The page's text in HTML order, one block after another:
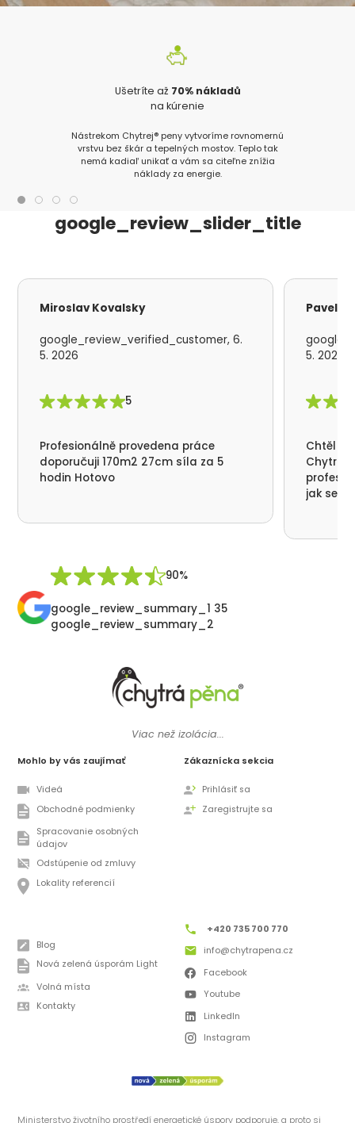
Ušetríte až 70% nákladů
na kúrenie
Nástrekom Chytrej® peny vytvoríme rovnomernú
vrstvu bez škár a tepelných mostov. Teplo tak
nemá kadiaľ unikať a vám sa citeľne znížia
náklady za energie.
google_review_slider_title
Miroslav Kovalsky
google_review_verified_customer, 6.
5. 2026
5
Profesionálně provedena práce
doporučuji 170m2 27cm síla za 5
hodin Hotovo
Pavel
5. 2026
Chtěl
Chytrá
jak se
90%
google_review_summary_1 35
google_review_summary_2
Viac než izolácia...
Mohlo by vás zaujímať
Videá
Obchodné podmienky
Spracovanie osobných
údajov
Odstúpenie od zmluvy
Lokality referencií
Zákaznícka sekcia
Prihlásiť sa
Zaregistrujte sa
Blog
Nová zelená úsporám Light
Volná místa
Kontakty
+420 735 700 770
info@chytrapena.cz
Facebook
Youtube
LinkedIn
Instagram
Ministerstvo životního prostředí energetické úspory podporuje, a proto si